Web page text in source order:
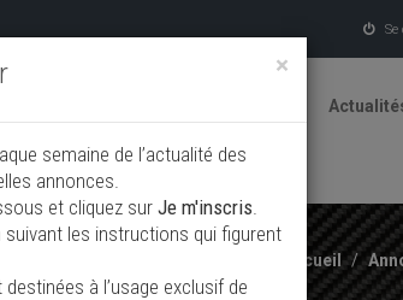
Accueil /
×
semaine de l’actualité des
annonces.
et cliquez sur Je m'inscris.
les instructions qui figurent
à l’usage exclusif de